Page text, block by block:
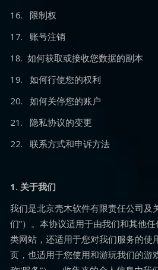
16. 限制权
17. 账号注销
18. 如何获取或接收您数据的副本
19. 如何行使您的权利
20. 如何关停您的账户
21. 隐私协议的变更
22. 联系方式和申诉方法
1. 关于我们
我们是北京壳木软件有限责任公司及
们”）。本协议适用于由我们和其他
类网站，还适用于您对我们服务的使
页，也适用于您使用和游玩我们的游